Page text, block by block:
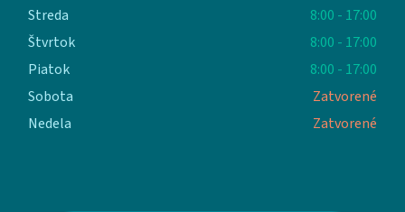
Streda
8:00 - 17:00
Štvrtok
8:00 - 17:00
Piatok
8:00 - 17:00
Sobota
Zatvorené
Nedela
Zatvorené